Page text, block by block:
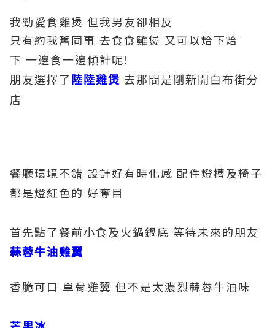
我勁愛食雞煲 但我男友卻相反
只有約我舊同事 去食食雞煲 又可以烚下烚
下 一邊食一邊傾計呢 !
朋友選擇了 陸陸雞煲 去那間是剛新開白布街分
店
餐廳環境不錯 設計好有時化感 配件燈槽及椅子
都是燈紅色的 好奪目
首先點了餐前小食及火鍋鍋底 等待未來的朋友
蒜蓉牛油雞翼
香脆可口 單骨雞翼 但不是太濃烈蒜蓉牛油味